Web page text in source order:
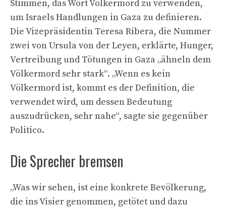
Stimmen, das Wort Völkermord zu verwenden,
um Israels Handlungen in Gaza zu definieren.
Die Vizepräsidentin Teresa Ribera, die Nummer
zwei von Ursula von der Leyen, erklärte, Hunger,
Vertreibung und Tötungen in Gaza „ähneln dem
Völkermord sehr stark“. „Wenn es kein
Völkermord ist, kommt es der Definition, die
verwendet wird, um dessen Bedeutung
auszudrücken, sehr nahe“, sagte sie gegenüber
Politico.
Die Sprecher bremsen
„Was wir sehen, ist eine konkrete Bevölkerung,
die ins Visier genommen, getötet und dazu